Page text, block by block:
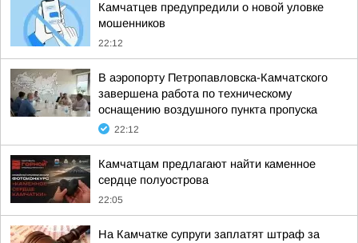
Камчатцев предупредили о новой уловке
мошенников
22:12
В аэропорту Петропавловска-Камчатского
завершена работа по техническому
оснащению воздушного пункта пропуска
22:12
Камчатцам предлагают найти каменное
сердце полуострова
22:05
На Камчатке супруги заплатят штраф за